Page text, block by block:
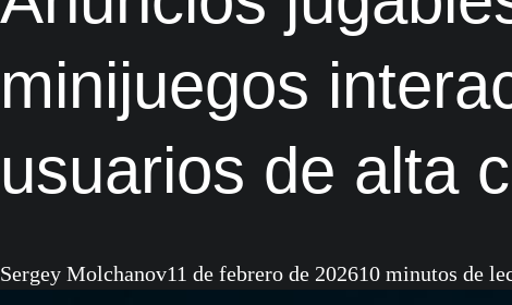
minijuegos
usuarios de alta
Sergey Molchanov11 de febrero de 202610 minutos de